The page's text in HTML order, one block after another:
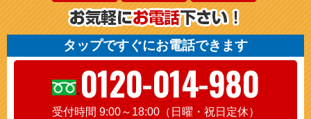
タップですぐにお電話できます
0120-014-980
受付時間 9:00～18:00（日曜・祝日定休）